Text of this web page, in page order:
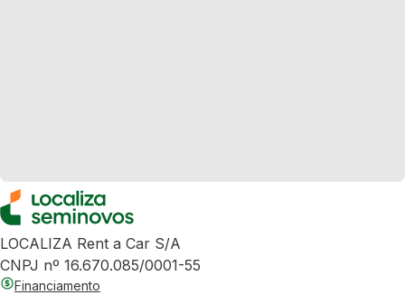
LOCALIZA Rent a Car S/A
CNPJ nº 16.670.085/0001-55
Financiamento